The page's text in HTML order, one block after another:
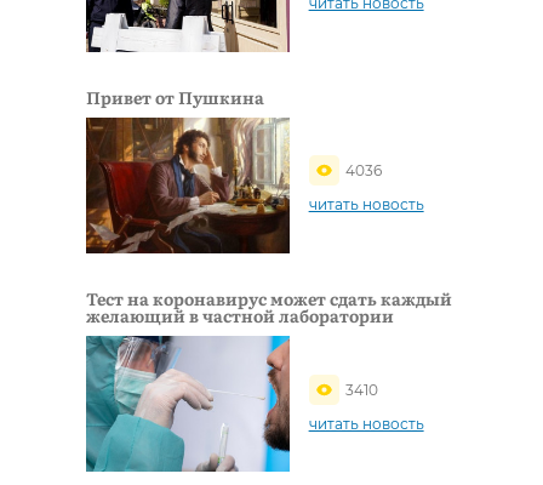
Привет от Пушкина
4036
читать новость
Тест на коронавирус может сдать каждый
желающий в частной лаборатории
3410
читать новость